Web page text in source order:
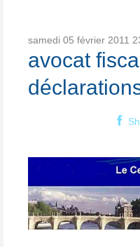
samedi 05 février 2011
avocat